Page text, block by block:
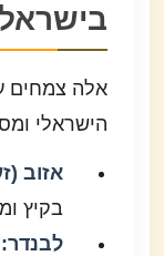
בישראל
אלה צמחים
הישראלי
אזוב
בקיץ
לבנדר: